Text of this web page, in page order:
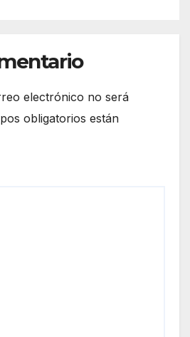
electrónico no será
obligatorios están